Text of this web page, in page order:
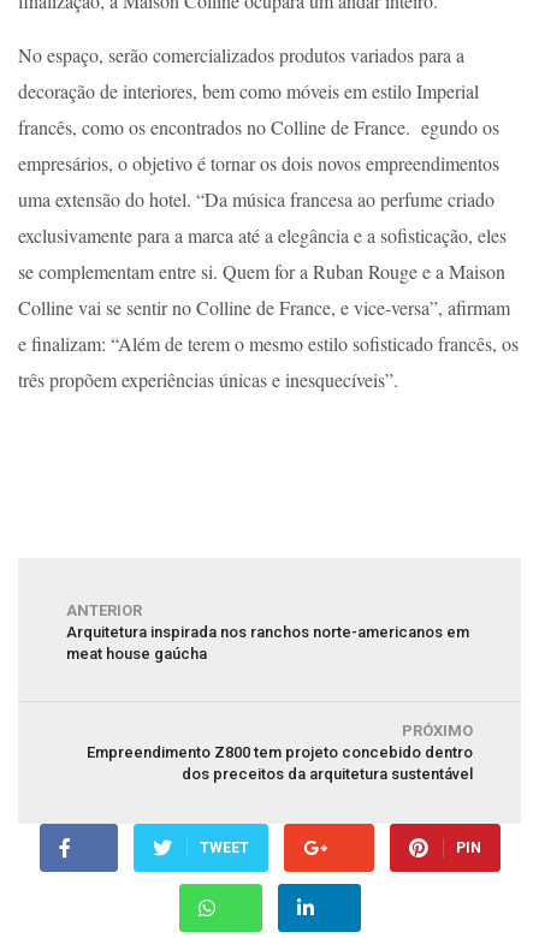
No espaço, serão comercializados produtos variados para a
decoração de interiores, bem como móveis em estilo Imperial
francês, como os encontrados no Colline de France. egundo os
empresários, o objetivo é tornar os dois novos empreendimentos
uma extensão do hotel. “Da música francesa ao perfume criado
exclusivamente para a marca até a elegância e a sofisticação, eles
se complementam entre si. Quem for a Ruban Rouge e a Maison
Colline vai se sentir no Colline de France, e vice-versa”, afirmam
e finalizam: “Além de terem o mesmo estilo sofisticado francês, os
três propõem experiências únicas e inesquecíveis”.
ANTERIOR
Arquitetura inspirada nos ranchos norte-americanos em
meat house gaúcha
PRÓXIMO
Empreendimento Z800 tem projeto concebido dentro
dos preceitos da arquitetura sustentável
TWEET PIN